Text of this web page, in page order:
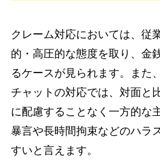
クレーム対応においては、従
的・高圧的な態度を取り、金
るケースが見られます。また
チャットの対応では、対面と
に配慮することなく一方的な
暴言や長時間拘束などのハラ
すいと言えます。